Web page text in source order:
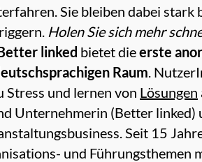
Sie bleiben dabei
Holen Sie sich mehr
linked bietet dieerste
Raum.
Stress und lernen von Lösungen
Unternehmerin (Better
Seit 15
und Führungsthemen